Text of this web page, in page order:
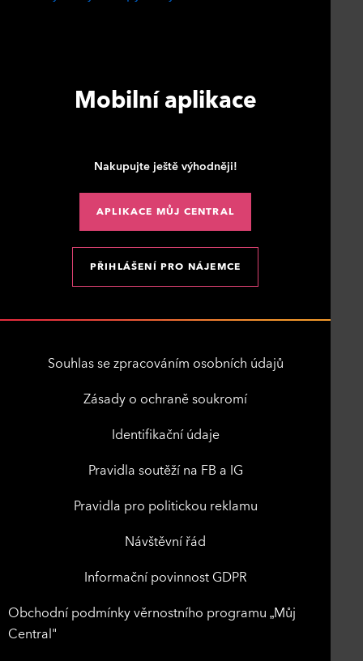
Mobilní aplikace
Nakupujte ještě výhodněji!
APLIKACE MŮJ CENTRAL
PŘIHLÁŠENÍ PRO NÁJEMCE
Souhlas se zpracováním osobních údajů
Zásady o ochraně soukromí
Identifikační údaje
Pravidla soutěží na FB a IG
Pravidla pro politickou reklamu
Návštěvní řád
Informační povinnost GDPR
Obchodní podmínky věrnostního programu „Můj
Central"